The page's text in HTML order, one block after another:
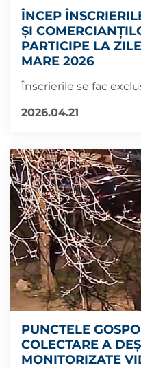
ÎNCEP
ȘI
PARTICIPE LA
MARE 2026
Înscrierile se fac
2026.04.21
PUNCTELE
COLECTARE A
MONITORIZATE